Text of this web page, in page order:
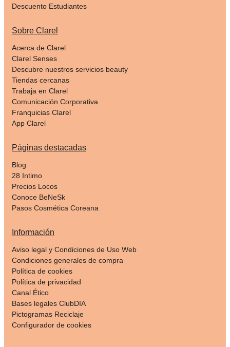
Descuento Estudiantes
Sobre Clarel
Acerca de Clarel
Clarel Senses
Descubre nuestros servicios beauty
Tiendas cercanas
Trabaja en Clarel
Comunicación Corporativa
Franquicias Clarel
App Clarel
Páginas destacadas
Blog
28 Intimo
Precios Locos
Conoce BeNeSk
Pasos Cosmética Coreana
Información
Aviso legal y Condiciones de Uso Web
Condiciones generales de compra
Política de cookies
Política de privacidad
Canal Ético
Bases legales ClubDIA
Pictogramas Reciclaje
Configurador de cookies